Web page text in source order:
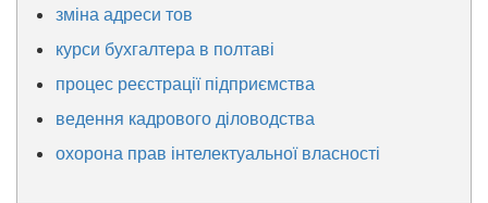
зміна адреси тов
курси бухгалтера в полтаві
процес реєстрації підприємства
ведення кадрового діловодства
охорона прав інтелектуальної власності